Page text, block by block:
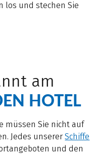
los und stechen Sie
am
HOTEL
müssen Sie nicht auf
Jedes unsererSchiffe
und den